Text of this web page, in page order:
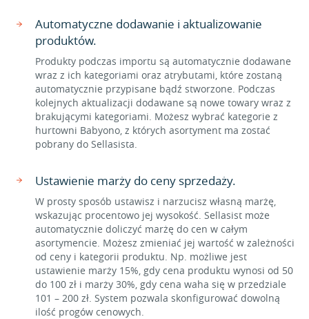
Automatyczne dodawanie i aktualizowanie
produktów.
Produkty podczas importu są automatycznie dodawane
wraz z ich kategoriami oraz atrybutami, które zostaną
automatycznie przypisane bądź stworzone. Podczas
kolejnych aktualizacji dodawane są nowe towary wraz z
brakującymi kategoriami. Możesz wybrać kategorie z
hurtowni Babyono, z których asortyment ma zostać
pobrany do Sellasista.
Ustawienie marży do ceny sprzedaży.
W prosty sposób ustawisz i narzucisz własną marżę,
wskazując procentowo jej wysokość. Sellasist może
automatycznie doliczyć marżę do cen w całym
asortymencie. Możesz zmieniać jej wartość w zależności
od ceny i kategorii produktu. Np. możliwe jest
ustawienie marży 15%, gdy cena produktu wynosi od 50
do 100 zł i marży 30%, gdy cena waha się w przedziale
101 – 200 zł. System pozwala skonfigurować dowolną
ilość progów cenowych.